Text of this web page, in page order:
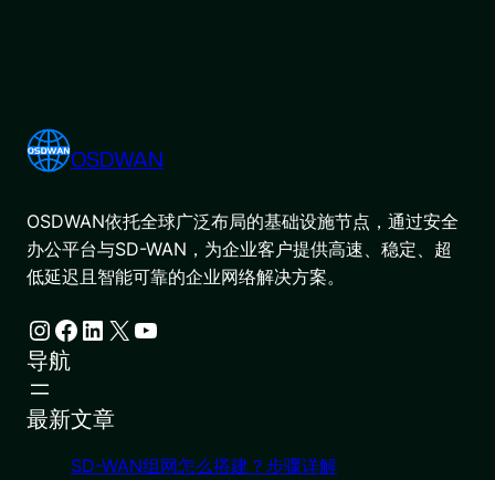
OSDWAN
OSDWAN依托全球广泛布局的基础设施节点，通过安全
办公平台与SD-WAN，为企业客户提供高速、稳定、超
低延迟且智能可靠的企业网络解决方案。
Instagram Facebook LinkedIn X YouTube
导航
最新文章
SD-WAN组网怎么搭建？步骤详解